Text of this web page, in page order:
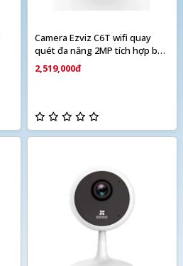
Camera Ezviz C6T wifi quay
quét đa năng 2MP tích hợp báo
động
2,519,000đ